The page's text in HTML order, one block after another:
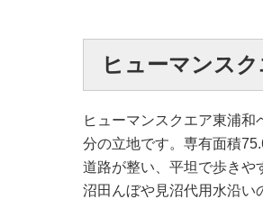
ヒューマンス
ヒューマンスクエア東浦
分の立地です。専有面積
道路が整い、平坦で歩きや
沼田んぼや見沼代用水沿い